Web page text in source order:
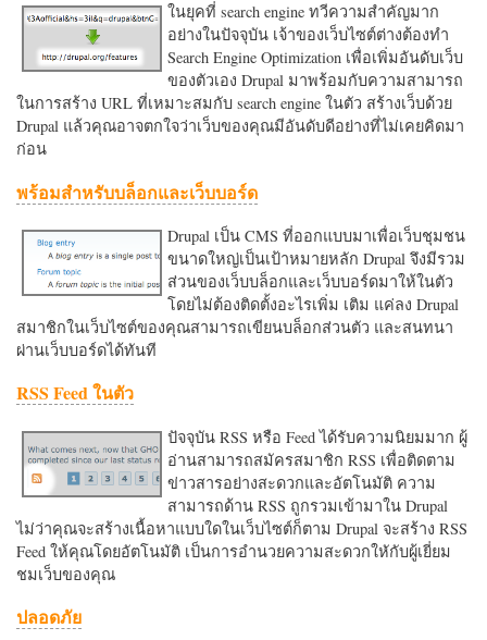
ในยุคที่ search engine ทวีความสำคัญมาก
อย่างในปัจจุบัน เจ้าของเว็บไซต์ต่างต้องทำ
Search Engine Optimization เพื่อเพิ่มอันดับเว็บ
ของตัวเอง Drupal มาพร้อมกับความสามารถ
ในการสร้าง URL ที่เหมาะสมกับ search engine ในตัว สร้างเว็บด้วย
Drupal แล้วคุณอาจตกใจว่าเว็บของคุณมีอันดับดีอย่างที่ไม่เคยคิดมา
ก่อน
พร้อมสำหรับบล็อกและเว็บบอร์ด
Drupal เป็น CMS ที่ออกแบบมาเพื่อเว็บชุมชน
ขนาดใหญ่เป็นเป้าหมายหลัก Drupal จึงมีรวม
ส่วนของเว็บบล็อกและเว็บบอร์ดมาให้ในตัว
โดยไม่ต้องติดตั้งอะไรเพิ่ม เติม แค่ลง Drupal
สมาชิกในเว็บไซต์ของคุณสามารถเขียนบล็อกส่วนตัว และสนทนา
ผ่านเว็บบอร์ดได้ทันที
RSS Feed ในตัว
ปัจจุบัน RSS หรือ Feed ได้รับความนิยมมาก ผู้
อ่านสามารถสมัครสมาชิก RSS เพื่อติดตาม
ข่าวสารอย่างสะดวกและอัตโนมัติ ความ
สามารถด้าน RSS ถูกรวมเข้ามาใน Drupal
ไม่ว่าคุณจะสร้างเนื้อหาแบบใดในเว็บไซต์ก็ตาม Drupal จะสร้าง RSS
Feed ให้คุณโดยอัตโนมัติ เป็นการอำนวยความสะดวกใหักับผู้เยี่ยม
ชมเว็บของคุณ
ปลอดภัย